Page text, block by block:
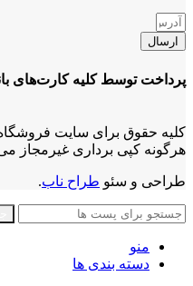
ارسال
پرداخت توسط کلیه کارت‌های
کلیه حقوق برای سایت
هرگونه کپی برداری غیرمجاز
طراحی و سئو طراح ناب.
منو
دسته بندی ها